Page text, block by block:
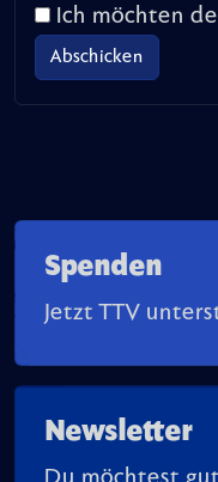
Ich möchten
Spenden
Jetzt TTV
Newsletter